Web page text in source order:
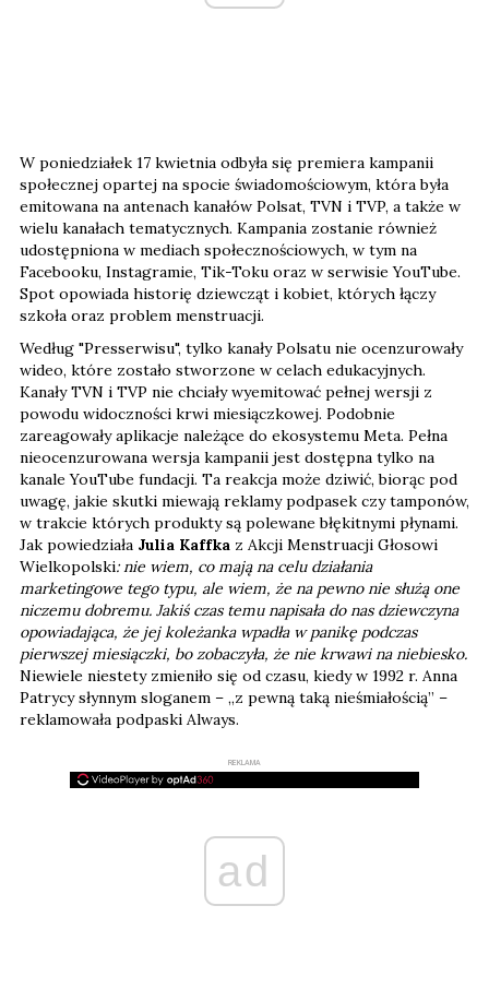
W poniedziałek 17 kwietnia odbyła się premiera kampanii
społecznej opartej na spocie świadomościowym, która była
emitowana na antenach kanałów Polsat, TVN i TVP, a także w
wielu kanałach tematycznych. Kampania zostanie również
udostępniona w mediach społecznościowych, w tym na
Facebooku, Instagramie, Tik-Toku oraz w serwisie YouTube.
Spot opowiada historię dziewcząt i kobiet, których łączy
szkoła oraz problem menstruacji.
Według "Presserwisu", tylko kanały Polsatu nie ocenzurowały
wideo, które zostało stworzone w celach edukacyjnych.
Kanały TVN i TVP nie chciały wyemitować pełnej wersji z
powodu widoczności krwi miesiączkowej. Podobnie
zareagowały aplikacje należące do ekosystemu Meta. Pełna
nieocenzurowana wersja kampanii jest dostępna tylko na
kanale YouTube fundacji. Ta reakcja może dziwić, biorąc pod
uwagę, jakie skutki miewają reklamy podpasek czy tamponów,
w trakcie których produkty są polewane błękitnymi płynami.
Jak powiedziała Julia Kaffka z Akcji Menstruacji Głosowi
Wielkopolski: nie wiem, co mają na celu działania
marketingowe tego typu, ale wiem, że na pewno nie służą one
niczemu dobremu. Jakiś czas temu napisała do nas dziewczyna
opowiadająca, że jej koleżanka wpadła w panikę podczas
pierwszej miesiączki, bo zobaczyła, że nie krwawi na niebiesko.
Niewiele niestety zmieniło się od czasu, kiedy w 1992 r. Anna
Patrycy słynnym sloganem – „z pewną taką nieśmiałością” –
reklamowała podpaski Always.
REKLAMA
ad